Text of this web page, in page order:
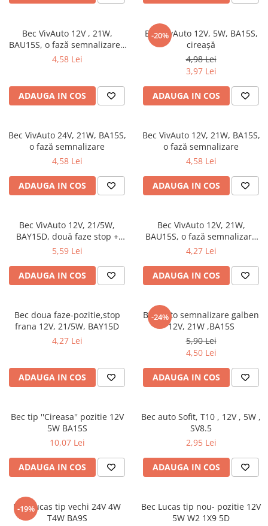
Parasolare si jaluzele
Suporturi bauturi
Bec VivAuto 12V , 21W,
BAU15S, o fază semnalizare ,
galben portocaliu
4,58 Lei
ADAUGA IN COS
-20%
Bec VivAuto 12V, 5W, BA15S,
cireașă
4,98 Lei
3,97 Lei
ADAUGA IN COS
Bec VivAuto 24V, 21W, BA15S,
o fază semnalizare
4,58 Lei
ADAUGA IN COS
Bec VivAuto 12V, 21W, BA15S,
o fază semnalizare
4,58 Lei
ADAUGA IN COS
Bec VivAuto 12V, 21/5W,
BAY15D, două faze stop +
frână
5,59 Lei
ADAUGA IN COS
Bec VivAuto 12V, 21W,
BAU15S, o fază semnalizare
nou
4,27 Lei
ADAUGA IN COS
Bec doua faze-pozitie,stop
frana 12V, 21/5W, BAY15D
4,27 Lei
ADAUGA IN COS
-24%
Bec auto semnalizare galben
12V, 21W ,BA15S
5,90 Lei
4,50 Lei
ADAUGA IN COS
Bec tip ''Cireasa'' pozitie 12V
5W BA15S
10,07 Lei
ADAUGA IN COS
Bec auto Sofit, T10 , 12V , 5W ,
SV8.5
2,95 Lei
ADAUGA IN COS
-19%
Bec Lucas tip vechi 24V 4W
T4W BA9S
Bec Lucas tip nou- pozitie 12V
5W W2 1X9 5D